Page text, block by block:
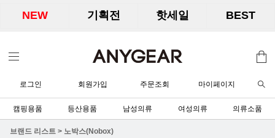
NEW 기획전 핫세일 BEST
로그인 회원가입 주문조회 마이페이지
캠핑용품 등산용품 남성의류 여성의류 의류소품
브랜드 리스트 > 노박스(Nobox)